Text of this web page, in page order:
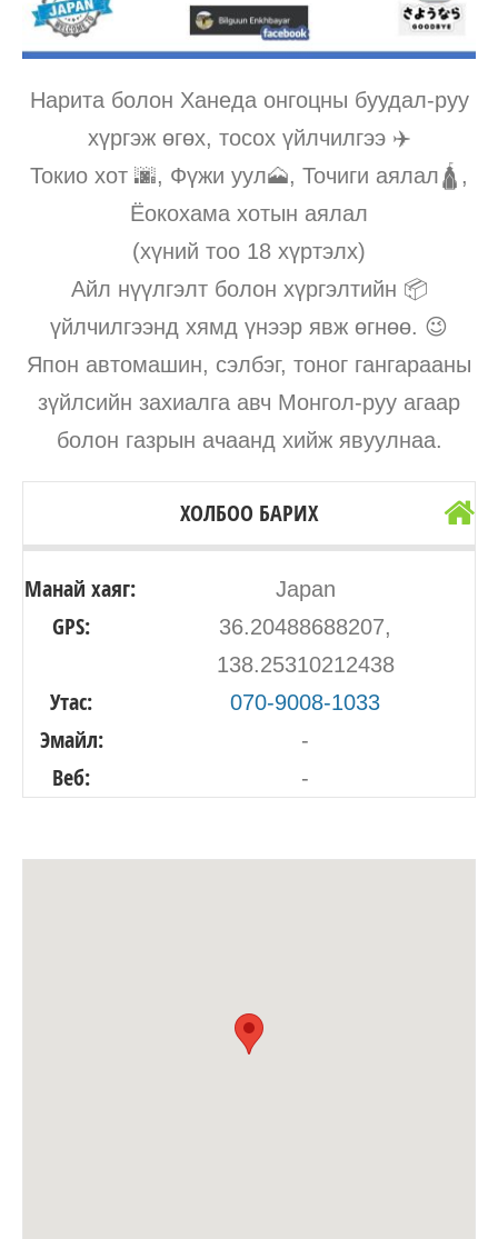
Нарита болон Ханеда онгоцны буудал-руу
хүргэж өгөх, тосох үйлчилгээ ✈️
Токио хот 🌆, Фүжи уул🗻, Точиги аялал🛕,
Ёокохама хотын аялал
(хүний тоо 18 хүртэлх)
Айл нүүлгэлт болон хүргэлтийн 📦
үйлчилгээнд хямд үнээр явж өгнөө. 😉
Япон автомашин, сэлбэг, тоног гангарааны
зүйлсийн захиалга авч Монгол-руу агаар
болон газрын ачаанд хийж явуулнаа.
ХОЛБОО БАРИХ
Манай хаяг: Japan
GPS:
36.20488688207,
138.25310212438
Утас: 070-9008-1033
Эмайл: -
Веб: -